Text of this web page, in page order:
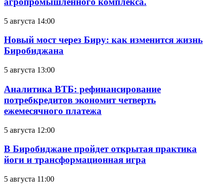
5 августа 14:00
Новый мост через Биру: как изменится жизнь
Биробиджана
5 августа 13:00
Аналитика ВТБ: рефинансирование
потребкредитов экономит четверть
ежемесячного платежа
5 августа 12:00
В Биробиджане пройдет открытая практика
йоги и трансформационная игра
5 августа 11:00